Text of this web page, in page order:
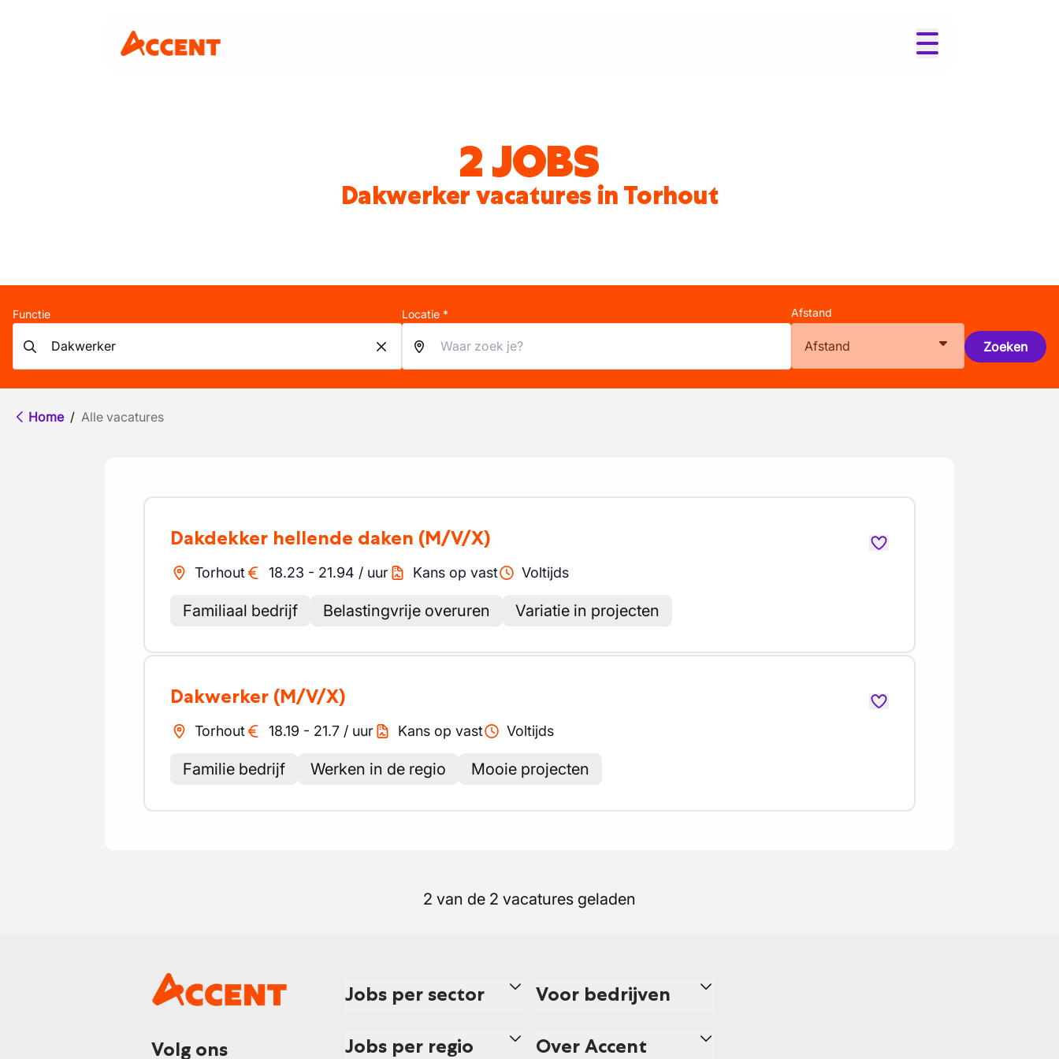
2 JOBS
Dakwerker vacatures in Torhout
Functie Locatie * Afstand
Afstand Zoeken
Home / Alle vacatures
Dakdekker hellende daken (M/V/X)
Torhout 18.23 - 21.94 / uur Kans op vast Voltijds
Familiaal bedrijf Belastingvrije overuren Variatie in projecten
Dakwerker (M/V/X)
Torhout 18.19 - 21.7 / uur Kans op vast Voltijds
Familie bedrijf Werken in de regio Mooie projecten
2 van de 2 vacatures geladen
Volg ons
Jobs per sector
Jobs per regio
Voor bedrijven
Over Accent